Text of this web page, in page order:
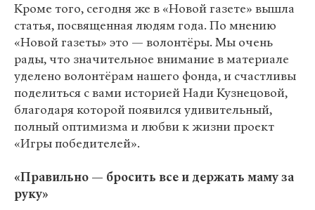
Кроме того, сегодня же в «Новой газете» вышла
статья, посвященная людям года. По мнению
«Новой газеты» это — волонтёры. Мы очень
рады, что значительное внимание в материале
уделено волонтёрам нашего фонда, и счастливы
поделиться с вами историей Нади Кузнецовой,
благодаря которой появился удивительный,
полный оптимизма и любви к жизни проект
«Игры победителей».
«Правильно — бросить все и держать маму за
руку»